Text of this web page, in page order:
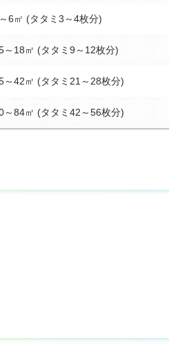
6㎡ (タタミ3～4枚分)
～18㎡ (タタミ9～12枚分)
～42㎡ (タタミ21～28枚分)
～84㎡ (タタミ42～56枚分)